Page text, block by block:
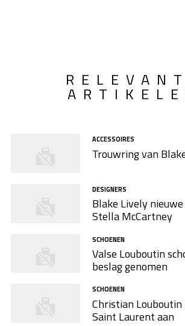
ACCESSOIRES
Trouwring van
DESIGNERS
Blake Lively
Stella McCartney
SCHOENEN
Valse Louboutin
beslag genomen
SCHOENEN
Christian Louboutin
Saint Laurent aan